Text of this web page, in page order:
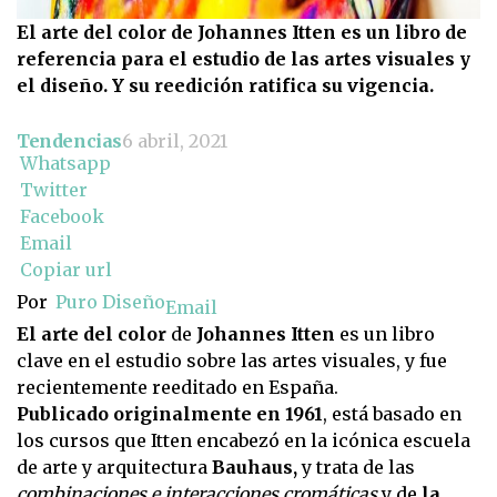
El arte del color de Johannes Itten es un libro de
referencia para el estudio de las artes visuales y
el diseño. Y su reedición ratifica su vigencia.
Tendencias6 abril, 2021
Whatsapp
Twitter
Facebook
Email
Copiar url
Por Puro DiseñoEmail
El arte del color de Johannes Itten es un libro
clave en el estudio sobre las artes visuales, y fue
recientemente reeditado en España.
Publicado originalmente en 1961, está basado en
los cursos que Itten encabezó en la icónica escuela
de arte y arquitectura Bauhaus,y trata de las